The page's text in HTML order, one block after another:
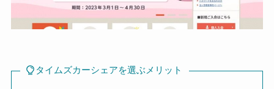
タイムズカーシェアを選ぶメリット